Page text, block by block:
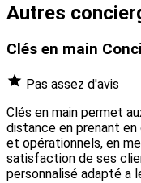
Autres
Clés en main
Pas assez d'avis
Clés en main permet
distance en prenant
et opérationnels, en
satisfaction de ses
personnalisé adapté a